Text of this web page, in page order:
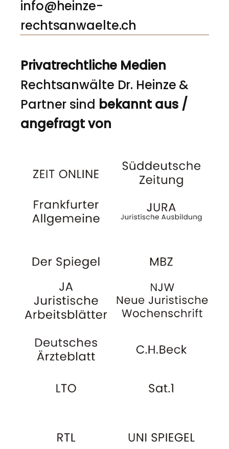
info@heinze-
rechtsanwaelte.ch
Privatrechtliche Medien
Rechtsanwälte Dr. Heinze &
Partner sind bekannt aus /
angefragt von